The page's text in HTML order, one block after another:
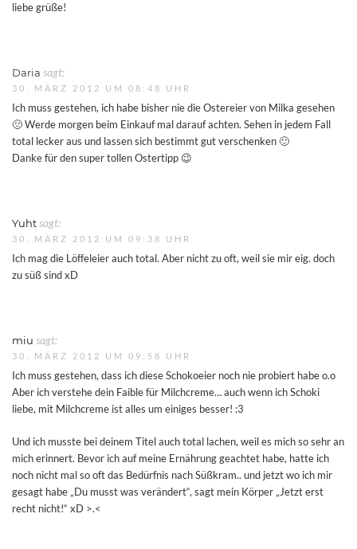
liebe grüße!
Daria sagt:
30. MÄRZ 2012 UM 08:48 UHR
Ich muss gestehen, ich habe bisher nie die Ostereier von Milka gesehen
🙁 Werde morgen beim Einkauf mal darauf achten. Sehen in jedem Fall
total lecker aus und lassen sich bestimmt gut verschenken 🙂
Danke für den super tollen Ostertipp 😉
Yuhtsagt:
30. MÄRZ 2012 UM 09:38 UHR
Ich mag die Löffeleier auch total. Aber nicht zu oft, weil sie mir eig. doch
zu süß sind xD
miu sagt:
30. MÄRZ 2012 UM 09:58 UHR
Ich muss gestehen, dass ich diese Schokoeier noch nie probiert habe o.o
Aber ich verstehe dein Faible für Milchcreme… auch wenn ich Schoki
liebe, mit Milchcreme ist alles um einiges besser! :3
Und ich musste bei deinem Titel auch total lachen, weil es mich so sehr an
mich erinnert. Bevor ich auf meine Ernährung geachtet habe, hatte ich
noch nicht mal so oft das Bedürfnis nach Süßkram.. und jetzt wo ich mir
gesagt habe „Du musst was verändert“, sagt mein Körper „Jetzt erst
recht nicht!“ xD >.<